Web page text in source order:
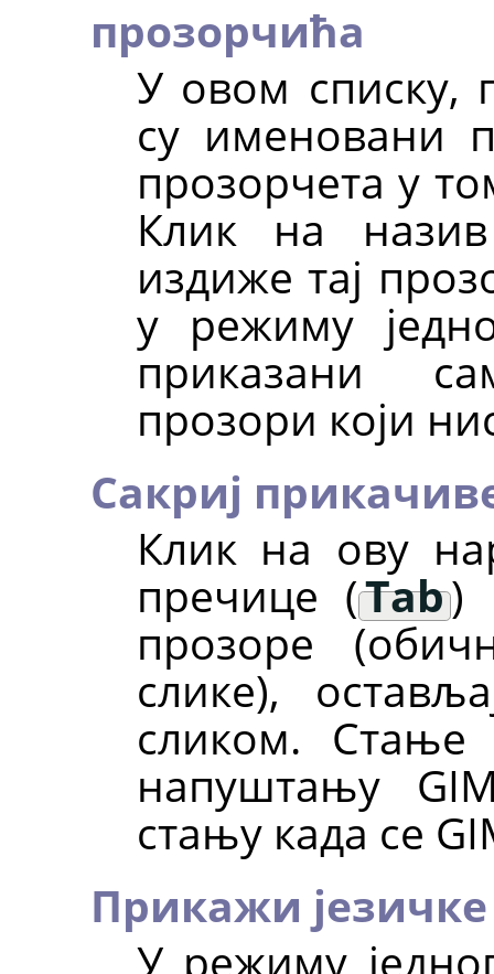
прозорчића
У овом списку,
су именовани
прозорчета у
Клик на
издиже тај
у режиму
приказани
прозори који
Сакриј
Клик на ову
пречице (Tab)
прозоре
слике),
сликом.
напуштању
стању када се
Прикажи језичке
У режиму